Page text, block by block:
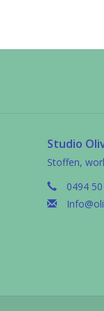
Studio
Stoffen,
0494